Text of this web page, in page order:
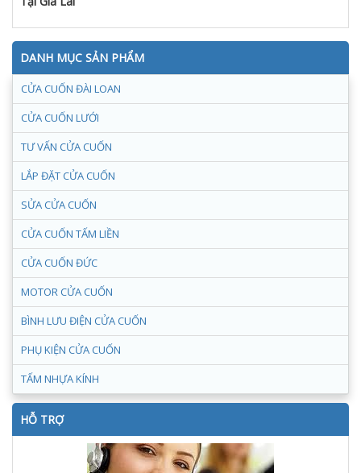
DANH MỤC SẢN PHẨM
CỬA CUỐN ĐÀI LOAN
CỬA CUỐN LƯỚI
TƯ VẤN CỬA CUỐN
LẮP ĐẶT CỬA CUỐN
SỬA CỬA CUỐN
CỬA CUỐN TẤM LIỀN
CỬA CUỐN ĐỨC
MOTOR CỬA CUỐN
BÌNH LƯU ĐIỆN CỬA CUỐN
PHỤ KIỆN CỬA CUỐN
TẤM NHỰA KÍNH
HỖ TRỢ